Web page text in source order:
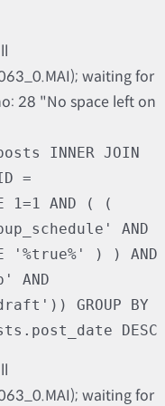
waiting for
28 "No space left on
INNER JOIN
=
1=1 AND ( (
AND
'%true%' ) ) AND
AND
GROUP BY
DESC
waiting for